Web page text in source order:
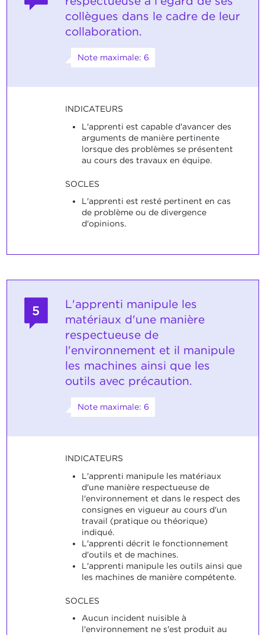
collègues dans le cadre de leur
collaboration.
Note maximale: 6
INDICATEURS
L'apprenti est capable d'avancer des
arguments de manière pertinente
lorsque des problèmes se présentent
au cours des travaux en équipe.
SOCLES
L'apprenti est resté pertinent en cas
de problème ou de divergence
d'opinions.
5
L'apprenti manipule les
matériaux d'une manière
respectueuse de
l'environnement et il manipule
les machines ainsi que les
outils avec précaution.
Note maximale: 6
INDICATEURS
L'apprenti manipule les matériaux
d'une manière respectueuse de
l'environnement et dans le respect des
consignes en vigueur au cours d'un
travail (pratique ou théorique)
indiqué.
L'apprenti décrit le fonctionnement
d'outils et de machines.
L'apprenti manipule les outils ainsi que
les machines de manière compétente.
SOCLES
Aucun incident nuisible à
l'environnement ne s'est produit au